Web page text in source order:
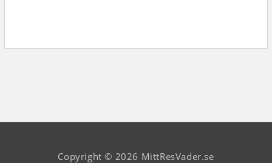
Copyright © 2026 MittResVader.se